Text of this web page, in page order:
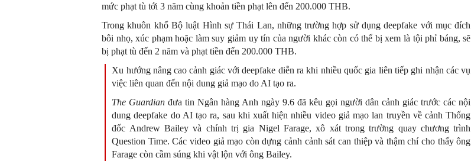
mức phạt tù tới 3 năm cùng khoản tiền phạt lên đến 200.000 THB.
Trong khuôn khổ Bộ luật Hình sự Thái Lan, những trường hợp sử dụng deepfake với mục đích
bôi nhọ, xúc phạm hoặc làm suy giảm uy tín của người khác còn có thể bị xem là tội phỉ báng, sẽ
bị phạt tù đến 2 năm và phạt tiền đến 200.000 THB.
Xu hướng nâng cao cảnh giác với deepfake diễn ra khi nhiều quốc gia liên tiếp ghi nhận các vụ
việc liên quan đến nội dung giả mạo do AI tạo ra.
The Guardian đưa tin Ngân hàng Anh ngày 9.6 đã kêu gọi người dân cảnh giác trước các nội
dung deepfake do AI tạo ra, sau khi xuất hiện nhiều video giả mạo lan truyền về cảnh Thống
đốc Andrew Bailey và chính trị gia Nigel Farage, xô xát trong trường quay chương trình
Question Time. Các video giả mạo còn dựng cảnh cảnh sát can thiệp và thậm chí cho thấy ông
Farage còn cầm súng khi vật lộn với ông Bailey.